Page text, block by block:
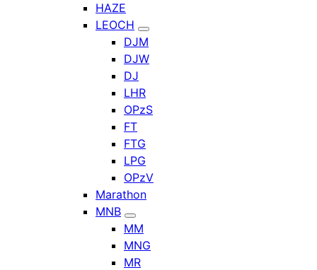
HAZE
LEOCH
DJM
DJW
DJ
LHR
OPzS
FT
FTG
LPG
OPzV
Marathon
MNB
MM
MNG
MR